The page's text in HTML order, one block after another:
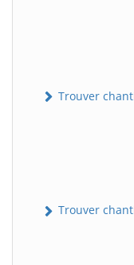
Trouver
Trouver